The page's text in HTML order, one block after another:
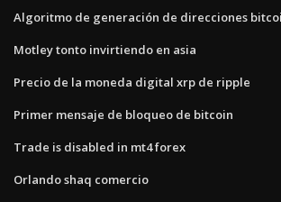
Algoritmo de generación de direcciones
Motley tonto invirtiendo en asia
Precio de la moneda digital xrp de ripple
Primer mensaje de bloqueo de bitcoin
Trade is disabled in mt4 forex
Orlando shaq comercio